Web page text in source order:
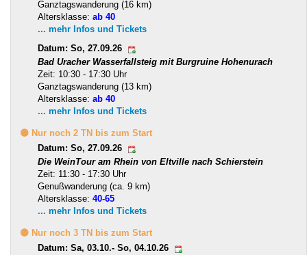
Ganztagswanderung (16 km)
Altersklasse: ab 40
... mehr Infos und Tickets
Datum: So, 27.09.26
Bad Uracher Wasserfallsteig mit Burgruine Hohenurach
Zeit: 10:30 - 17:30 Uhr
Ganztagswanderung (13 km)
Altersklasse: ab 40
... mehr Infos und Tickets
🟡 Nur noch 2 TN bis zum Start
Datum: So, 27.09.26
Die WeinTour am Rhein von Eltville nach Schierstein
Zeit: 11:30 - 17:30 Uhr
Genußwanderung (ca. 9 km)
Altersklasse: 40-65
... mehr Infos und Tickets
🟡 Nur noch 3 TN bis zum Start
Datum: Sa, 03.10.- So, 04.10.26